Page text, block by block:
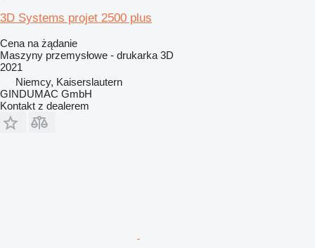
3D Systems projet 2500 plus
Cena na żądanie
Maszyny przemysłowe - drukarka 3D
2021
Niemcy, Kaiserslautern
GINDUMAC GmbH
Kontakt z dealerem